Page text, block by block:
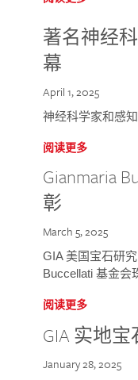
著名神经
幕
April 1, 2025
神经科学家和感
阅读更多
Gianmaria
彰
March 5, 2025
GIA 美国宝石研
Buccellati 基金会
阅读更多
GIA 实地
January 28, 2025